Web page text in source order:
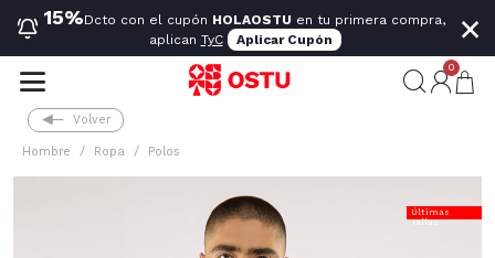
15%Dcto con el cupón HOLAOSTU en tu primera compra,
aplican TyC Aplicar Cupón ×
0
Volver
Hombre Ropa Polos
Últimas
Tallas